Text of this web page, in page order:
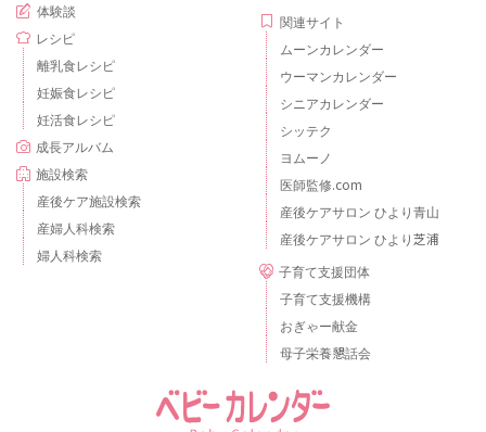
体験談
レシピ
離乳食レシピ
妊娠食レシピ
妊活食レシピ
成長アルバム
施設検索
産後ケア施設検索
産婦人科検索
婦人科検索
関連サイト
ムーンカレンダー
ウーマンカレンダー
シニアカレンダー
シッテク
ヨムーノ
医師監修.com
産後ケアサロン ひより青山
産後ケアサロン ひより芝浦
子育て支援団体
子育て支援機構
おぎゃー献金
母子栄養懇話会